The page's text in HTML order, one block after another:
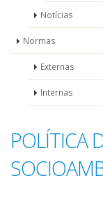
Notícias
Normas
Externas
Internas
POLÍTICA